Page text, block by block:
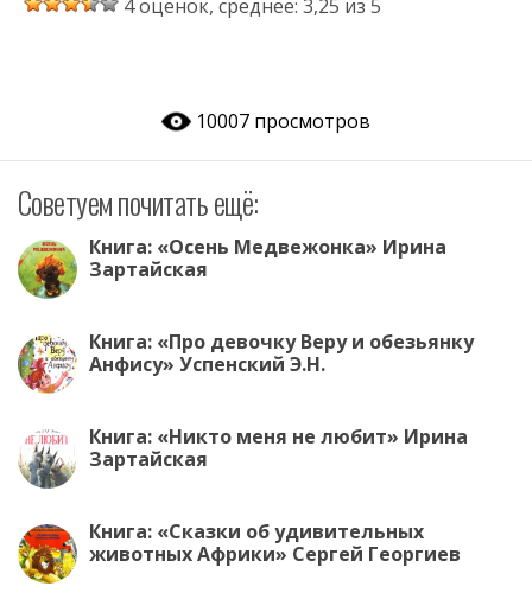
er e
o
o
k
at
p
p
itt n
as
s
ki
e
m
4 оценок, среднее: 3,25 из 5
10007 просмотров
Советуем почитать ещё:
Книга: «Осень Медвежонка» Ирина
Зартайская
Книга: «Про девочку Веру и обезьянку
Анфису» Успенский Э.Н.
Книга: «Никто меня не любит» Ирина
Зартайская
Книга: «Сказки об удивительных
животных Африки» Сергей Георгиев